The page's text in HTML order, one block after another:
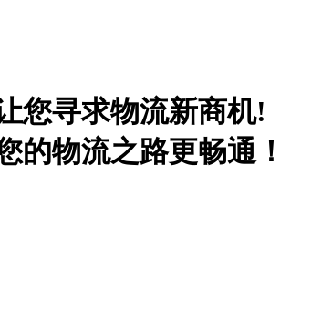
您寻求物流新商机!
的物流之路更畅通！